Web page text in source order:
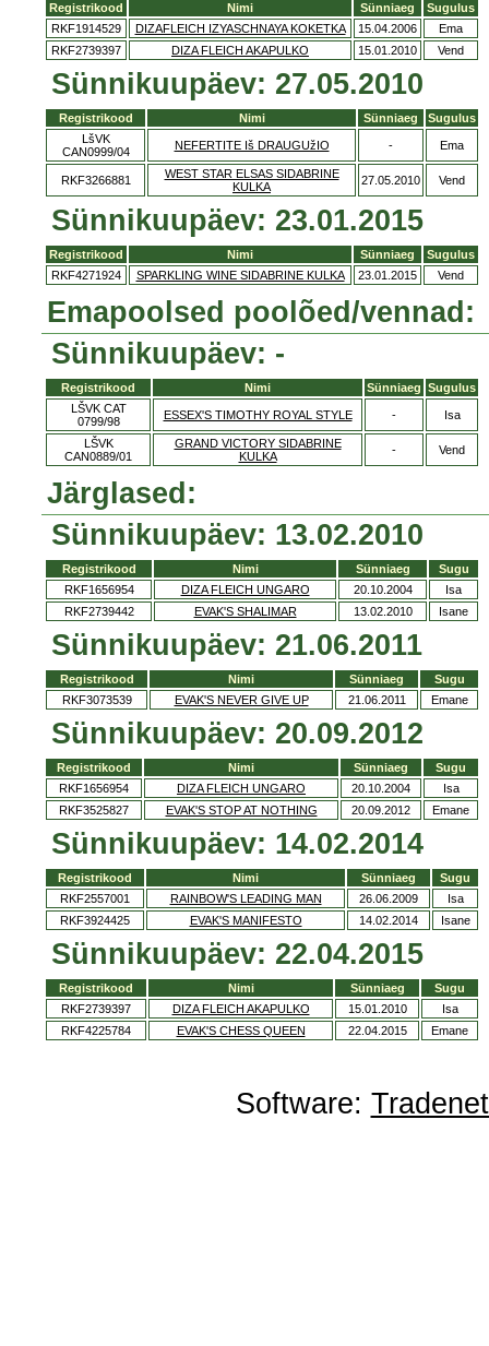
Registrikood Nimi Sünniaeg
Sugulus
RKF1914529
DIZAFLEICH IZYASCHNAYA KOKETKA 15.04.2006
Ema
RKF2739397
DIZA FLEICH AKAPULKO 15.01.2010 Vend
Sünnikuupäev: 27.05.2010
Registrikood Nimi Sünniaeg
Sugulus
LšVK
CAN0999/04
NEFERTITE Iš DRAUGUžIO - Ema
RKF3266881
WEST STAR ELSAS SIDABRINE
KULKA
27.05.2010 Vend
Sünnikuupäev: 23.01.2015
Registrikood Nimi Sünniaeg
Sugulus
RKF4271924
SPARKLING WINE SIDABRINE KULKA 23.01.2015 Vend
Emapoolsed poolõed/vennad:
Sünnikuupäev: -
Registrikood Nimi Sünniaeg Sugulus
LŠVK CAT
0799/98
ESSEX'S TIMOTHY ROYAL STYLE - Isa
LŠVK
CAN0889/01
GRAND VICTORY SIDABRINE
KULKA
- Vend
Järglased:
Sünnikuupäev: 13.02.2010
Registrikood Nimi Sünniaeg
Sugu
RKF1656954
DIZA FLEICH UNGARO 20.10.2004
Isa
RKF2739442
EVAK'S SHALIMAR 13.02.2010 Isane
Sünnikuupäev: 21.06.2011
Registrikood Nimi Sünniaeg
Sugu
RKF3073539
EVAK'S NEVER GIVE UP 21.06.2011 Emane
Sünnikuupäev: 20.09.2012
Registrikood Nimi Sünniaeg
Sugu
RKF1656954
DIZA FLEICH UNGARO 20.10.2004
Isa
RKF3525827
EVAK'S STOP AT NOTHING 20.09.2012 Emane
Sünnikuupäev: 14.02.2014
Registrikood Nimi Sünniaeg
Sugu
RKF2557001
RAINBOW'S LEADING MAN 26.06.2009
Isa
RKF3924425
EVAK'S MANIFESTO 14.02.2014 Isane
Sünnikuupäev: 22.04.2015
Registrikood Nimi Sünniaeg
Sugu
RKF2739397
DIZA FLEICH AKAPULKO 15.01.2010
Isa
RKF4225784
EVAK'S CHESS QUEEN 22.04.2015 Emane
Software: